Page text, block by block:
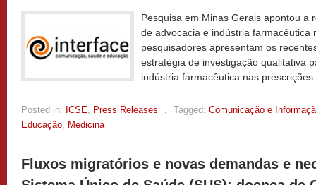
Pesquisa em Minas Gerais apontou a
de advocacia e indústria farmacêutica
pesquisadores apresentam os
estratégia de investigação qualitativa
indústria farmacêutica nas
Posted in: ICSE, Press Releases , Tagged: Comunicação e
Educação, Medicina
Fluxos migratórios e novas demandas e